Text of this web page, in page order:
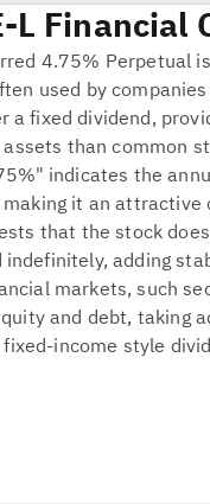
L Financial
4.75% Perpetual
used by
a fixed dividend,
than common
indicates the
it an attractive
that the stock
adding
markets, such
and debt, taking
income style